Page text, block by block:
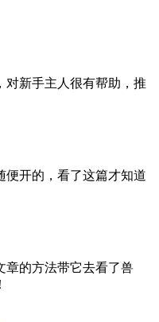
对新手主人很有帮助，推
便开的，看了这篇才知道
章的方法带它去看了兽